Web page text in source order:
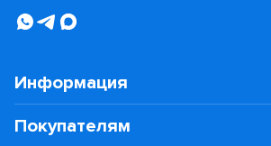
Информация
Покупателям